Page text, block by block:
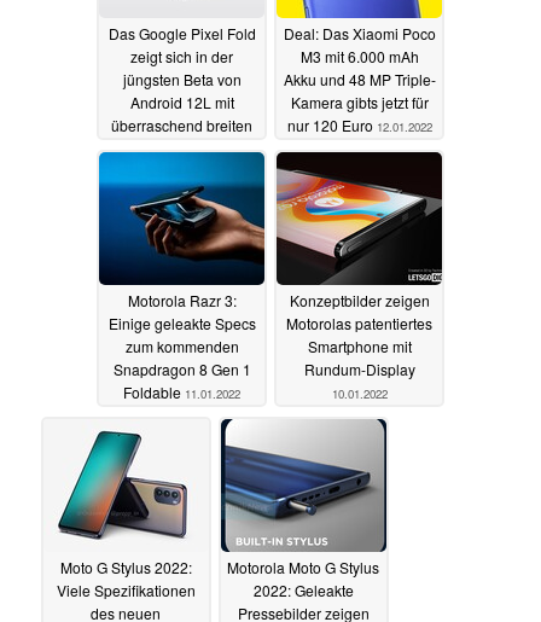
Das Google Pixel Fold
zeigt sich in der
jüngsten Beta von
Android 12L mit
überraschend breiten
Displays13.01.2022
Deal: Das Xiaomi Poco
M3 mit 6.000 mAh
Akku und 48 MP Triple-
Kamera gibts jetzt für
nur 120 Euro 12.01.2022
Motorola Razr 3:
Einige geleakte Specs
zum kommenden
Snapdragon 8 Gen 1
Foldable 11.01.2022
Konzeptbilder zeigen
Motorolas patentiertes
Smartphone mit
Rundum-Display
10.01.2022
Moto G Stylus 2022:
Viele Spezifikationen
des neuen
Motorola Moto G Stylus
2022: Geleakte
Pressebilder zeigen